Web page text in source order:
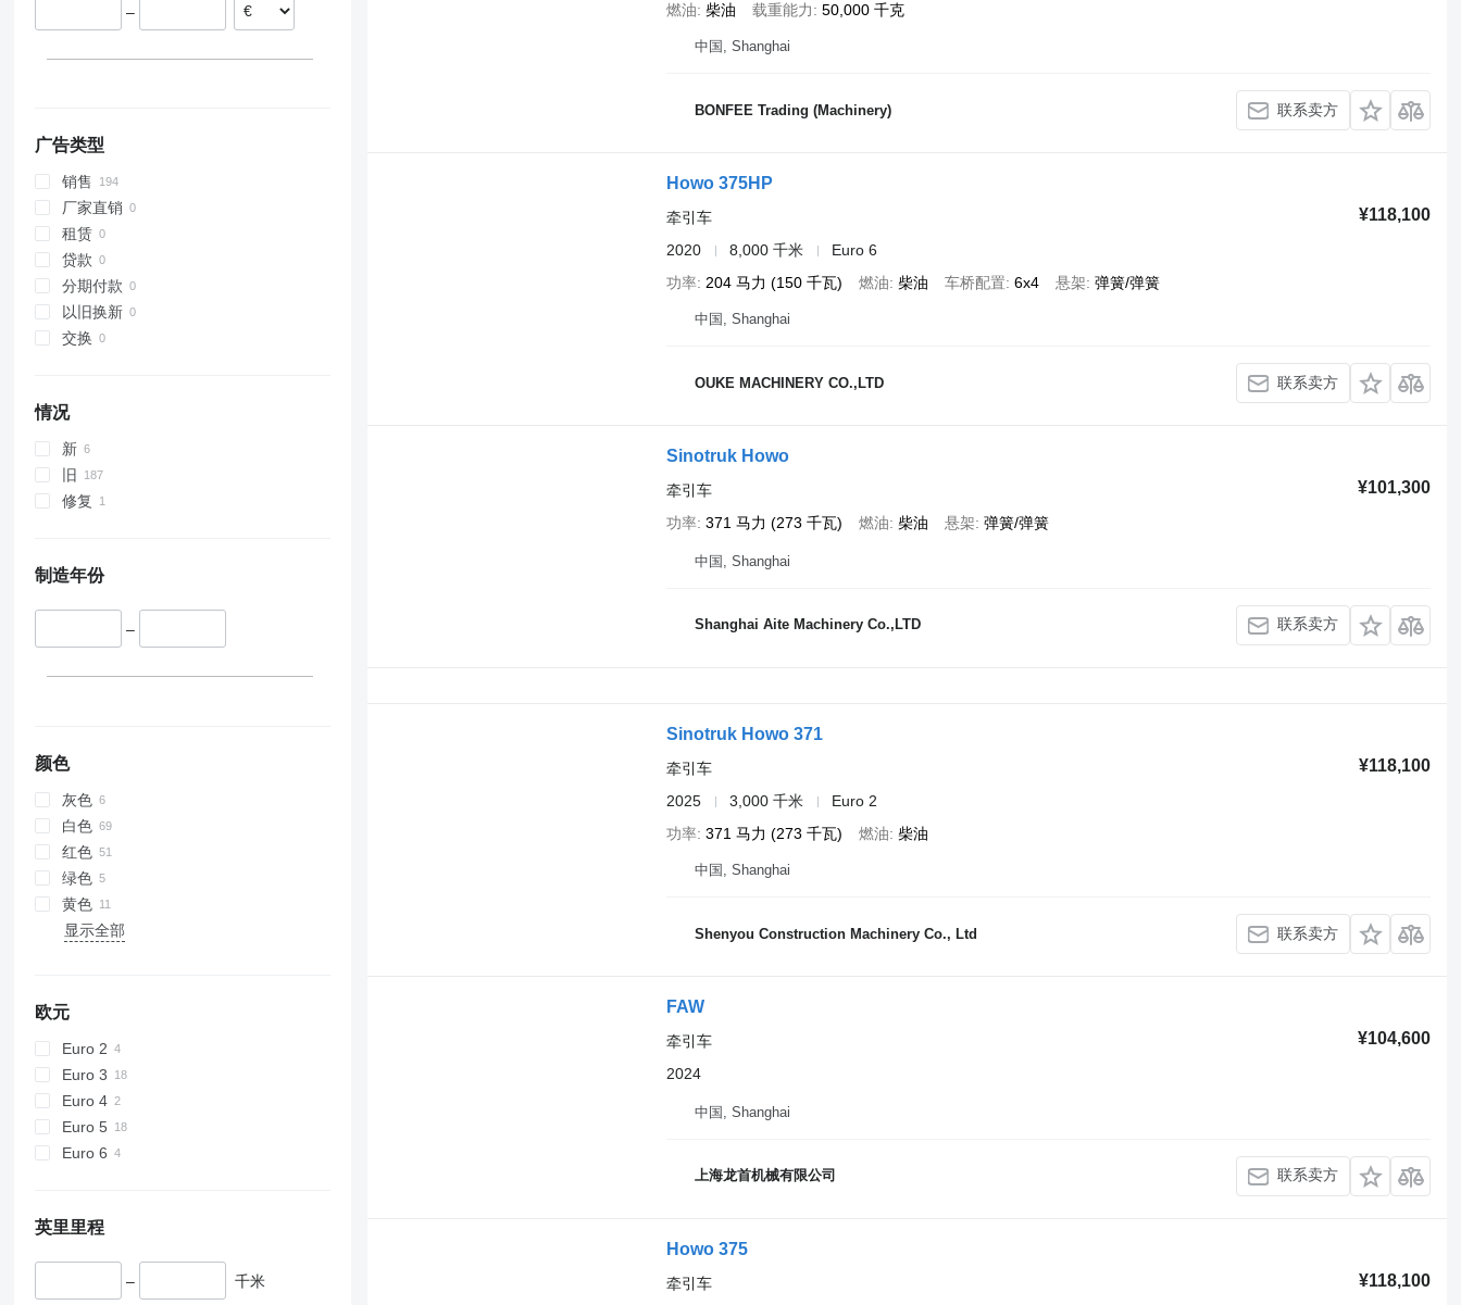
显示全部沙特阿拉伯
摩尔多瓦
–
广告类型
销售
厂家直销
租赁
贷款
分期付款
以旧换新
交换
情况
新
旧
修复
制造年份
–
颜色
灰色
白色
红色
绿色
黄色
显示全部
欧元
Euro 2
Euro 3
Euro 4
Euro 5
Euro 6
英里里程
– 千米
燃油 柴油 载重能力 50,000 千克
中国, Shanghai
BONFEE Trading (Machinery) 联系卖方
Howo 375HP
¥118,100
牵引车
2020
8,000 千米
Euro 6
功率 204 马力 (150 千瓦) 燃油 柴油 车桥配置 6x4 悬架 弹簧/弹簧
中国, Shanghai
OUKE MACHINERY CO.,LTD 联系卖方
Sinotruk Howo
¥101,300
牵引车
功率 371 马力 (273 千瓦) 燃油 柴油 悬架 弹簧/弹簧
中国, Shanghai
Shanghai Aite Machinery Co.,LTD 联系卖方
Sinotruk Howo 371
¥118,100
牵引车
2025
3,000 千米
Euro 2
功率 371 马力 (273 千瓦) 燃油 柴油
中国, Shanghai
Shenyou Construction Machinery Co., Ltd 联系卖方
FAW
¥104,600
牵引车
2024
中国, Shanghai
上海龙首机械有限公司 联系卖方
Howo 375
¥118,100
牵引车